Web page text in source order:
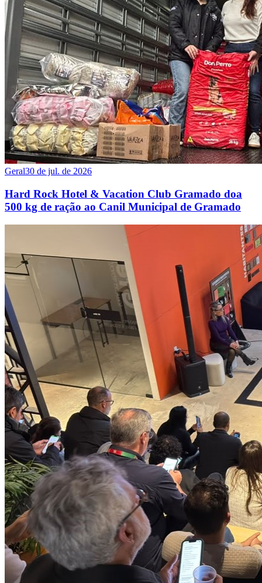
Geral30 de jul. de 2026
Hard Rock Hotel & Vacation Club Gramado doa
500 kg de ração ao Canil Municipal de Gramado